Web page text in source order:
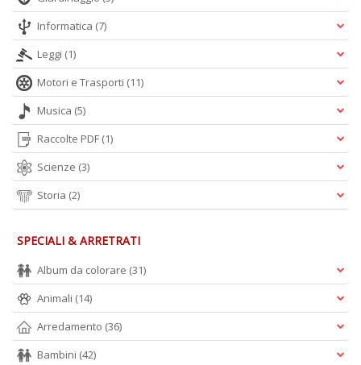
Informatica (7)
Leggi (1)
Motori e Trasporti (11)
Musica (5)
Raccolte PDF (1)
Scienze (3)
Storia (2)
SPECIALI & ARRETRATI
Album da colorare (31)
Animali (14)
Arredamento (36)
Bambini (42)